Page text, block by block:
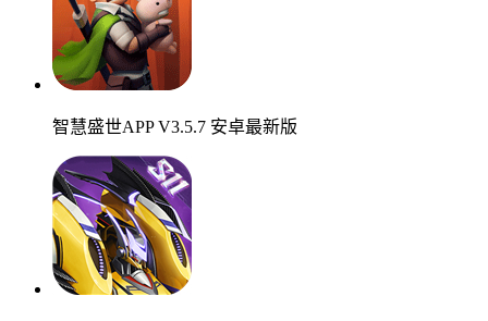
智慧盛世APP V3.5.7 安卓最新版